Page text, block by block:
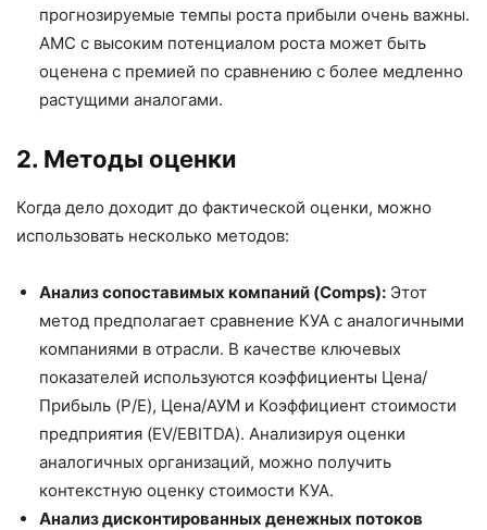
прогнозируемые темпы роста прибыли очень важны.
AMC с высоким потенциалом роста может быть
оценена с премией по сравнению с более медленно
растущими аналогами.
2. Методы оценки
Когда дело доходит до фактической оценки, можно
использовать несколько методов:
Анализ сопоставимых компаний (Comps): Этот
метод предполагает сравнение КУА с аналогичными
компаниями в отрасли. В качестве ключевых
показателей используются коэффициенты Цена/
Прибыль (P/E), Цена/АУМ и Коэффициент стоимости
предприятия (EV/EBITDA). Анализируя оценки
аналогичных организаций, можно получить
контекстную оценку стоимости КУА.
Анализ дисконтированных денежных потоков